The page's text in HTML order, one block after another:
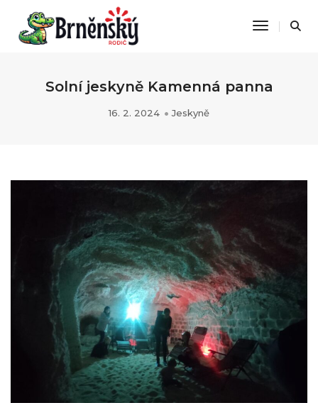
Toggle
Solní jeskyně Kamenná panna
16. 2. 2024 Jeskyně